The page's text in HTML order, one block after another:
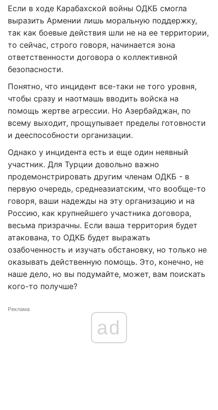
Если в ходе Карабахской войны ОДКБ смогла
выразить Армении лишь моральную поддержку,
так как боевые действия шли не на ее территории,
то сейчас, строго говоря, начинается зона
ответственности договора о коллективной
безопасности.
Понятно, что инцидент все-таки не того уровня,
чтобы сразу и наотмашь вводить войска на
помощь жертве агрессии. Но Азербайджан, по
всему выходит, прощупывает пределы готовности
и дееспособности организации.
Однако у инцидента есть и еще один неявный
участник. Для Турции довольно важно
продемонстрировать другим членам ОДКБ - в
первую очередь, среднеазиатским, что вообще-то
говоря, ваши надежды на эту организацию и на
Россию, как крупнейшего участника договора,
весьма призрачны. Если ваша территория будет
атакована, то ОДКБ будет выражать
озабоченность и изучать обстановку, но только не
оказывать действенную помощь. Это, конечно, не
наше дело, но вы подумайте, может, вам поискать
кого-то получше?
Реклама
ad